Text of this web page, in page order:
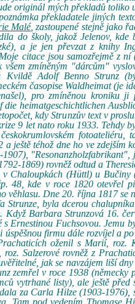
originál mých překladů toliko
překladatele jiných
Malé, zastoupené stejně jako
do školy, jakož Jelenov,
a je jen převzat z knihy
citace jsou samozřejmě z
zmíněným "dárcům"
Adolf Benno Strunz
časopise Waldheimat (je
pro zmíněnou kroniku
heimatgeschichtlichen
kdy Strunzův text v
9 let nato roku 1933. Tehdy
fotoateliéru,
a ještě téhož dne ho ve zdejším
1907),
1869) rovněž odtud a
v Chaloupkách (Hüttl) u
48, kde v roce 1820 otevřel
věhlasu. Dne 20. října 1817
Strunze, byla dcerou
Když Barbara Strunzová 16.
s Ernestinou Fuchsovou. Jemu
úspěšnou firmu dále rozvíjel a
oženil s Marií, roz.
roz. Salzerové rovněž z
jak se navzájem liší
zemřel v roce 1938
vytrhané listy), ale ještě
za Carla Hilze (1903-1976),
Tam pod vedením Thomase